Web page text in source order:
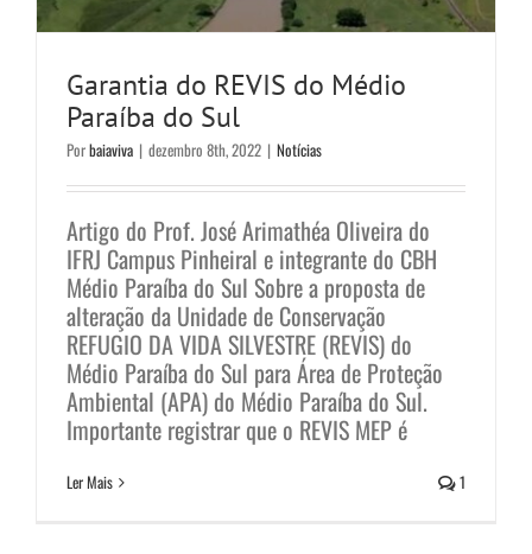
Garantia do REVIS do Médio
Paraíba do Sul
Porbaiaviva | dezembro 8th, 2022 | Notícias
Artigo do Prof. José Arimathéa Oliveira do
IFRJ Campus Pinheiral e integrante do CBH
Médio Paraíba do Sul Sobre a proposta de
alteração da Unidade de Conservação
REFUGIO DA VIDA SILVESTRE (REVIS) do
Médio Paraíba do Sul para Área de Proteção
Ambiental (APA) do Médio Paraíba do Sul.
Importante registrar que o REVIS MEP é
Ler Mais 1
Dia Mundial da Terra e a gestão
ambiental na cidade do Rio de
Janeiro
Notícias